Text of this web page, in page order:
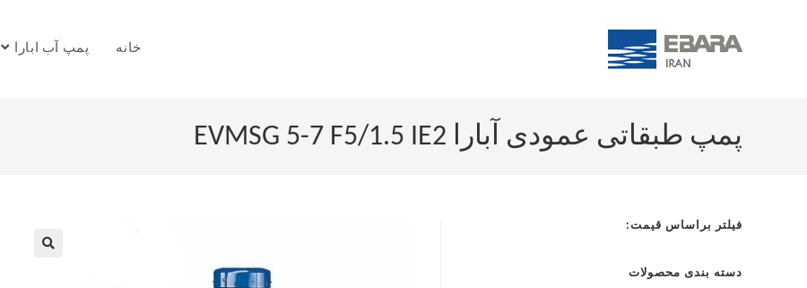
خانه پمپ آب ابارا
پمپ طبقاتی عمودی آبارا EVMSG 5-7 F5/1.5 IE2
فیلتر براساس قیمت:
دسته بندی محصولات